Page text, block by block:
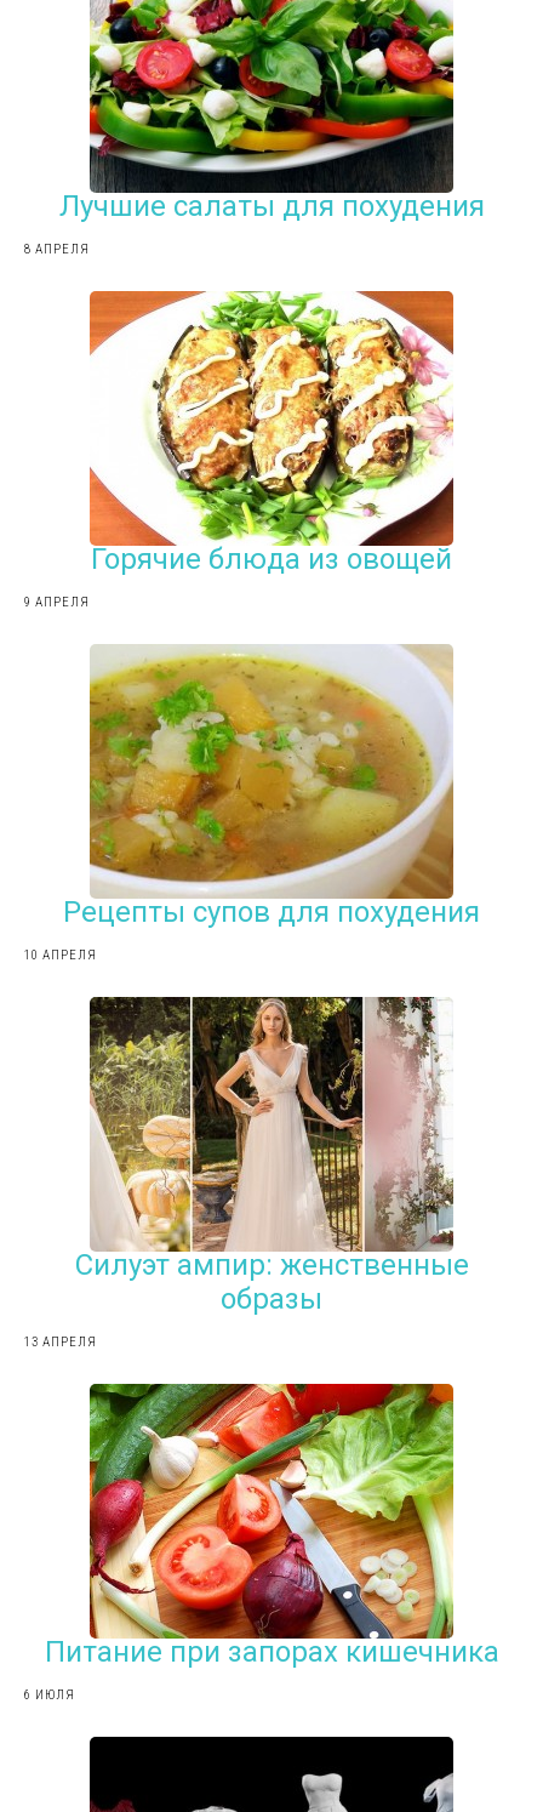
Лучшие салаты для похудения
8 АПРЕЛЯ
Горячие блюда из овощей
9 АПРЕЛЯ
Рецепты супов для похудения
10 АПРЕЛЯ
Силуэт ампир: женственные
образы
13 АПРЕЛЯ
Питание при запорах кишечника
6 ИЮЛЯ